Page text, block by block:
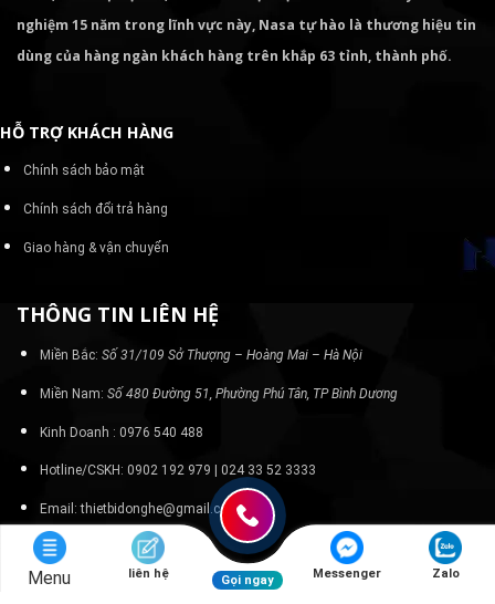
nghiệm 15 năm trong lĩnh vực này, Nasa tự hào là thương hiệu tin
dùng của hàng ngàn khách hàng trên khắp 63 tỉnh, thành phố.
HỖ TRỢ KHÁCH HÀNG
Chính sách bảo mật
Chính sách đổi trả hàng
Giao hàng & vận chuyển
THÔNG TIN LIÊN HỆ
Miền Bắc: Số 31/109 Sở Thượng – Hoàng Mai – Hà Nội
Miền Nam: Số 480 Đường 51, Phường Phú Tân, TP Bình Dương
Kinh Doanh : 0976 540 488
Hotline/CSKH: 0902 192 979 | 024 33 52 3333
Email: thietbidonghe@gmail.com
Menu liên hệ Gọi ngay Messenger Zalo